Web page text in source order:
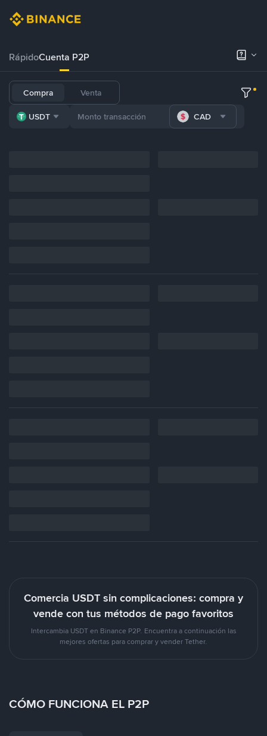
RápidoCuenta P2P
Compra Venta
USDT CAD
Comercia USDT sin complicaciones: compra y
vende con tus métodos de pago favoritos
Intercambia USDT en Binance P2P. Encuentra a continuación las
mejores ofertas para comprar y vender Tether.
CÓMO FUNCIONA EL P2P